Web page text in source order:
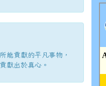
能貢獻的平凡事物，
獻出於真心。